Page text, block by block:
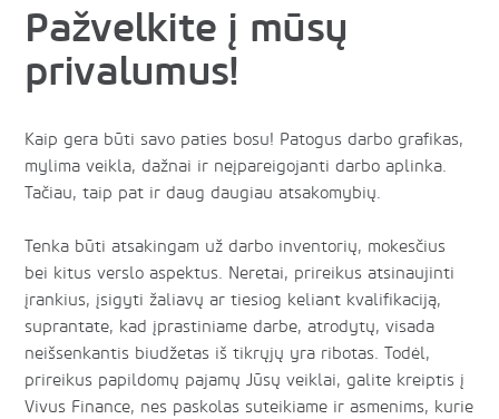
Pažvelkite į mūsų
privalumus!
Kaip gera būti savo paties bosu! Patogus darbo grafikas,
mylima veikla, dažnai ir neįpareigojanti darbo aplinka.
Tačiau, taip pat ir daug daugiau atsakomybių.
Tenka būti atsakingam už darbo inventorių, mokesčius
bei kitus verslo aspektus. Neretai, prireikus atsinaujinti
įrankius, įsigyti žaliavų ar tiesiog keliant kvalifikaciją,
suprantate, kad įprastiniame darbe, atrodytų, visada
neišsenkantis biudžetas iš tikrųjų yra ribotas. Todėl,
prireikus papildomų pajamų Jūsų veiklai, galite kreiptis į
Vivus Finance, nes paskolas suteikiame ir asmenims, kurie